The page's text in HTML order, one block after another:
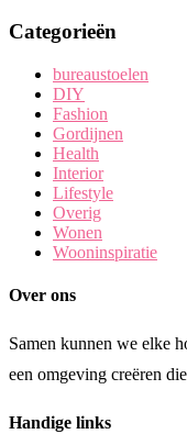
Categorieën
bureaustoelen
DIY
Fashion
Gordijnen
Health
Interior
Lifestyle
Overig
Wonen
Wooninspiratie
Over ons
Samen kunnen we elke
een omgeving creëren
Handige links